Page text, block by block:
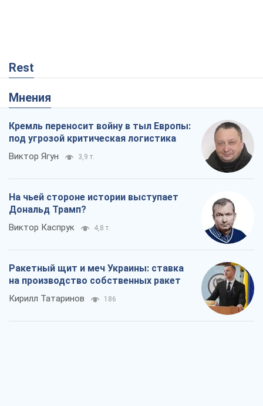
Rest
Мнения
Кремль переносит войну в тыл Европы:
под угрозой критическая логистика
Виктор Ягун 3,9 т.
На чьей стороне истории выступает
Дональд Трамп?
Виктор Каспрук 4,8 т.
Ракетный щит и меч Украины: ставка
на производство собственных ракет
Кирилл Татаринов 186